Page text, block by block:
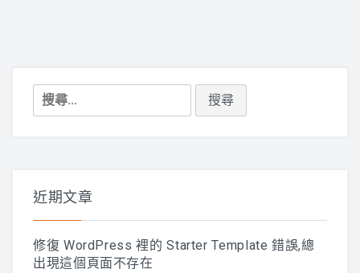
搜
尋
近期文章
修復 WordPress 裡的 Starter Template 錯誤,總
出現這個頁面不存在